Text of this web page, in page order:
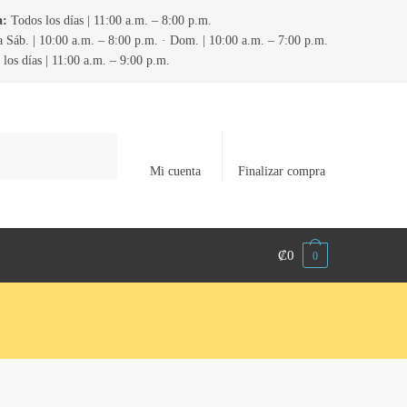
Todos los días | 11:00 a.m. – 8:00 p.m.
| 10:00 a.m. – 8:00 p.m. · Dom. | 10:00 a.m. – 7:00 p.m.
días | 11:00 a.m. – 9:00 p.m.
Mi cuenta Finalizar compra
₡0 0